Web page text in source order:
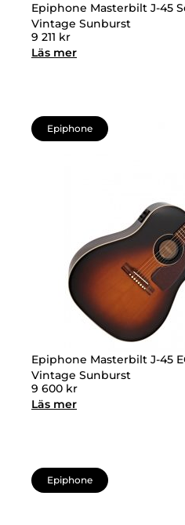
Epiphone Masterbilt J-45
Vintage Sunburst
9 211 kr
Läs mer
Epiphone
Epiphone Masterbilt J-45
Vintage Sunburst
9 600 kr
Läs mer
Epiphone